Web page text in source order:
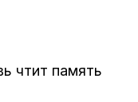
чтит память